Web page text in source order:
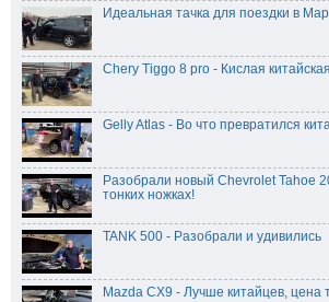
Идеальная тачка для поездки в
Chery Tiggo 8 pro - Кислая
Gelly Atlas - Во что превратился
Разобрали новый Chevrolet Tahoe
тонких ножках!
TANK 500 - Разобрали и удивились
Mazda CX9 - Лучше китайцев, цена